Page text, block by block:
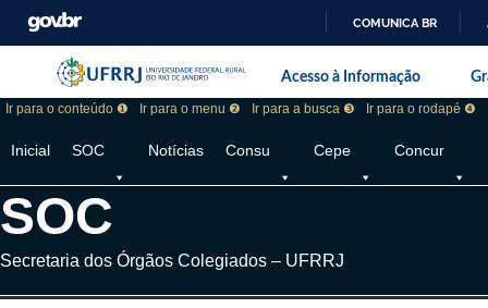
COMUNICA BR
Pular barra institucional
Barra institucional da Universidade
Acesso à Informação
Ir para o conteúdo ❶ Ir para o menu ❷ Ir para a busca ❸ Ir para o rodapé ❹
Inicial SOC Notícias Consu Cepe Concur
SOC
Secretaria dos Órgãos Colegiados – UFRRJ